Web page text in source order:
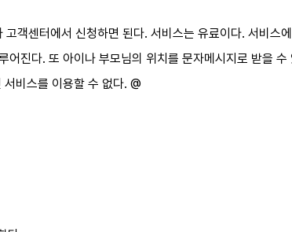
객센터에서 신청하면 된다. 서비스는 유료이다. 서비스
진다. 또 아이나 부모님의 위치를 문자메시지로 받을 수
비스를 이용할 수 없다. @